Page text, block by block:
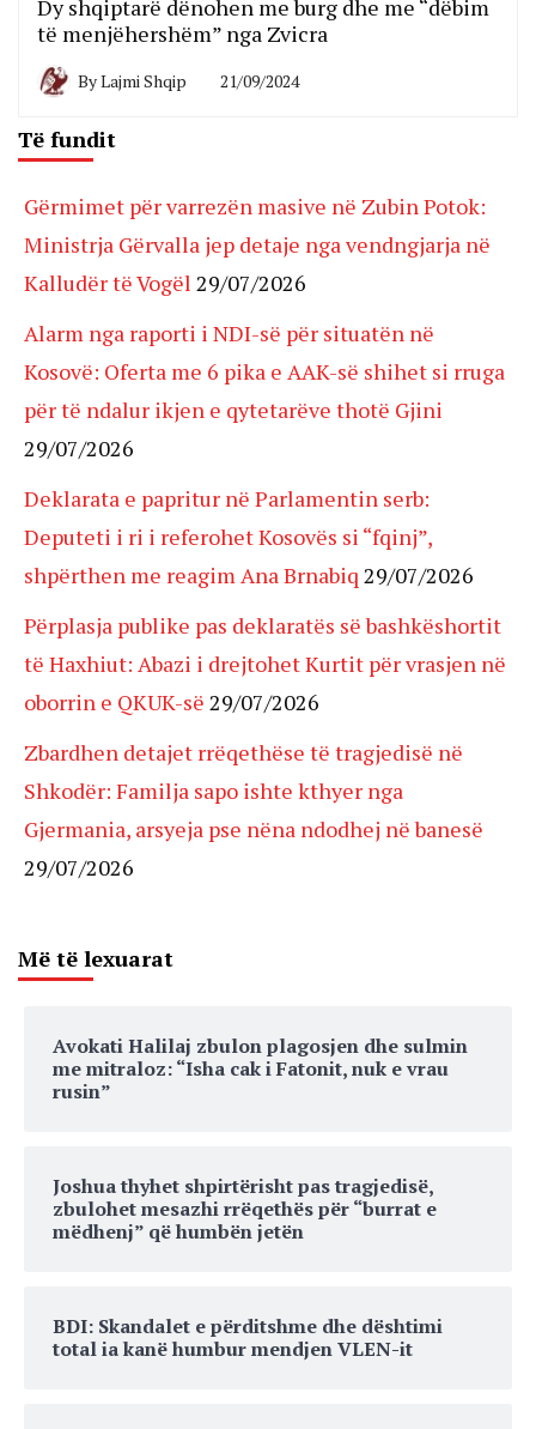
Dy shqiptarë dënohen me burg dhe me “dëbim
të menjëhershëm” nga Zvicra
ByLajmi Shqip 21/09/2024
Të fundit
Gërmimet për varrezën masive në Zubin Potok:
Ministrja Gërvalla jep detaje nga vendngjarja në
Kalludër të Vogël 29/07/2026
Alarm nga raporti i NDI-së për situatën në
Kosovë: Oferta me 6 pika e AAK-së shihet si rruga
për të ndalur ikjen e qytetarëve thotë Gjini
29/07/2026
Deklarata e papritur në Parlamentin serb:
Deputeti i ri i referohet Kosovës si “fqinj”,
shpërthen me reagim Ana Brnabiq 29/07/2026
Përplasja publike pas deklaratës së bashkëshortit
të Haxhiut: Abazi i drejtohet Kurtit për vrasjen në
oborrin e QKUK-së 29/07/2026
Zbardhen detajet rrëqethëse të tragjedisë në
Shkodër: Familja sapo ishte kthyer nga
Gjermania, arsyeja pse nëna ndodhej në banesë
29/07/2026
Më të lexuarat
Avokati Halilaj zbulon plagosjen dhe sulmin
me mitraloz: “Isha cak i Fatonit, nuk e vrau
rusin”
Joshua thyhet shpirtërisht pas tragjedisë,
zbulohet mesazhi rrëqethës për “burrat e
mëdhenj” që humbën jetën
BDI: Skandalet e përditshme dhe dështimi
total ia kanë humbur mendjen VLEN-it